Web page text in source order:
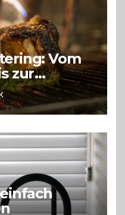
Vom
zur
Events,
und